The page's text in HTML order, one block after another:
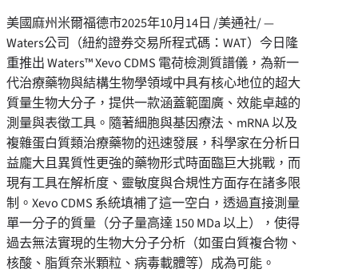
美國麻州米爾福德市2025年10月14日 /美通社/ —
Waters公司 （紐約證券交易所程式碼： WAT）今日隆
重推出Waters™ Xevo CDMS 電荷檢測質譜儀，為新一
代治療藥物與結構生物學領域中具有核心地位的超大
質量生物大分子，提供一款涵蓋範圍廣、效能卓越的
測量與表徵工具。隨著細胞與基因療法、 mRNA以及
複雜蛋白質類治療藥物的迅速發展，科學家在分析日
益龐大且異質性更強的藥物形式時面臨巨大挑戰，而
現有工具在解析度、靈敏度與合規性方面存在諸多限
制。 Xevo CDMS 系統填補了這一空白，透過直接測量
單一分子的質量（分子量高達150 MDa以上），使得
過去無法實現的生物大分子分析（如蛋白質複合物、
核酸、脂質奈米顆粒、病毒載體等）成為可能。